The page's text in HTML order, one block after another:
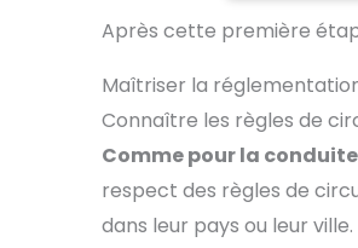
rapidement
atteindre
58 cm, ce
ranger dans
d'une voiture
ainsi sans
entre
domicile et les
Après cette première
Maîtriser la
Connaître les règles de
Comme pour la
respect des règles de
dans leur pays ou leur ville.